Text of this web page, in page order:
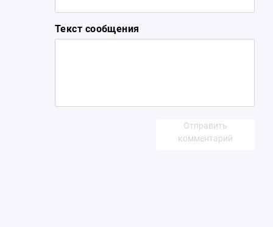
Текст сообщения
Отправить
комментарий